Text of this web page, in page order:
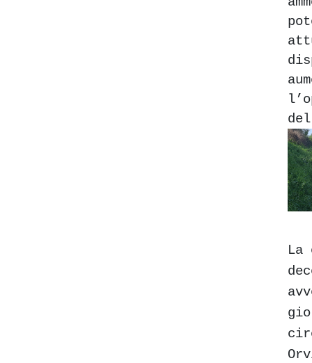
La